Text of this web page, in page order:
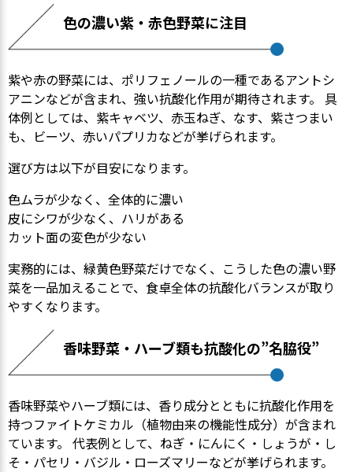
色の濃い紫・赤色野菜に注目
紫や赤の野菜には、ポリフェノールの一種であるアントシ
アニンなどが含まれ、強い抗酸化作用が期待されます。 具
体例としては、紫キャベツ、赤玉ねぎ、なす、紫さつまい
も、ビーツ、赤いパプリカなどが挙げられます。
選び方は以下が目安になります。
色ムラが少なく、全体的に濃い
皮にシワが少なく、ハリがある
カット面の変色が少ない
実務的には、緑黄色野菜だけでなく、こうした色の濃い野
菜を一品加えることで、食卓全体の抗酸化バランスが取り
やすくなります。
香味野菜・ハーブ類も抗酸化の”名脇役”
香味野菜やハーブ類には、香り成分とともに抗酸化作用を
持つファイトケミカル（植物由来の機能性成分）が含まれ
ています。 代表例として、ねぎ・にんにく・しょうが・し
そ・パセリ・バジル・ローズマリーなどが挙げられます。